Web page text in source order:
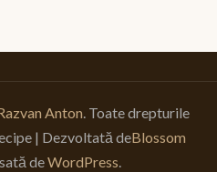
Anton. Toate drepturile
| Dezvoltată deBlossom
deWordPress.